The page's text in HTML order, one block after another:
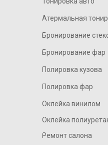
Атермальная
Бронирование
Бронирование фар
Оклейка винилом
Оклейка
Полировка кузова
Полировка фар
Ремонт салона